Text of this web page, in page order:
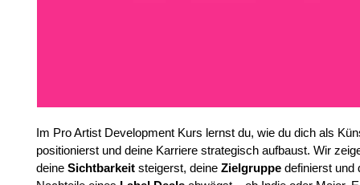
Im Pro Artist Development Kurs lernst du, wie du dich als
positionierst und deine Karriere strategisch aufbaust. Wir
deine Sichtbarkeit steigerst, deine Zielgruppe definierst und